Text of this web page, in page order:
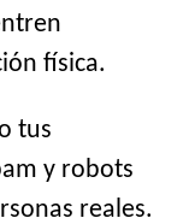
física.
tus
y robots
reales.